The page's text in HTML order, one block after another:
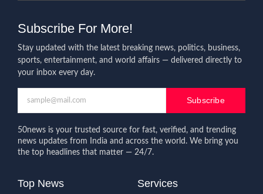
Subscribe For More!
Stay updated with the latest breaking news, politics, business,
sports, entertainment, and world affairs — delivered directly to
your inbox every day.
Subscribe
50news is your trusted source for fast, verified, and trending
news updates from India and across the world. We bring you
the top headlines that matter — 24/7.
Top News Services